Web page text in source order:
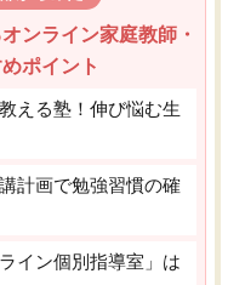
ンライン家庭教師・
ポイント
える塾！伸び悩む生
計画で勉強習慣の確
イン個別指導室」は